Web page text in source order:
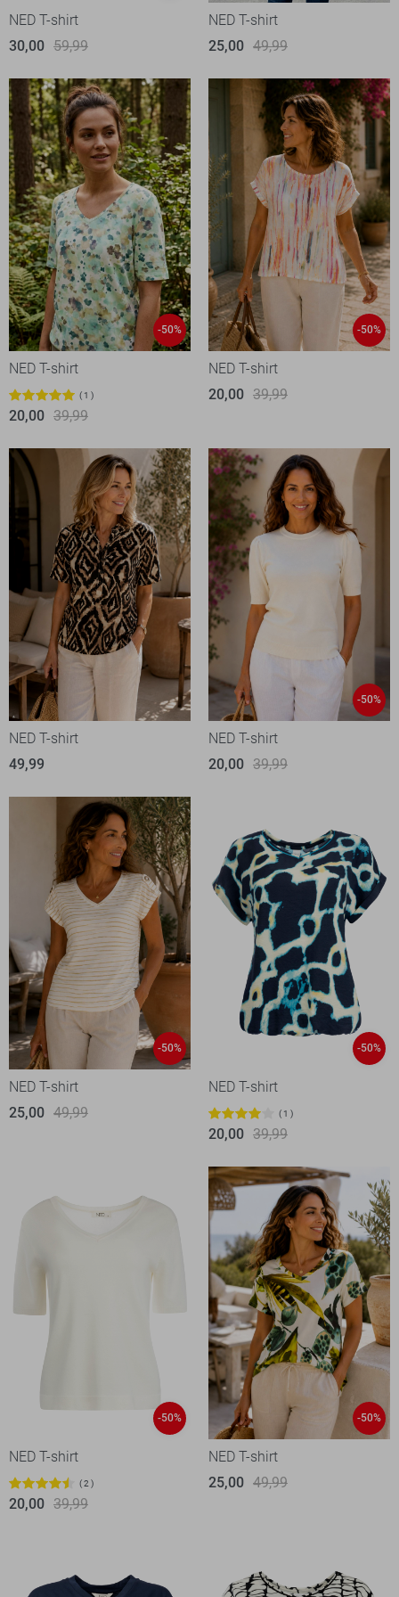
NED T-shirt
30,00 59,99
NED T-shirt
25,00 49,99
-50%
NED T-shirt
1
20,00 39,99
-50%
NED T-shirt
20,00 39,99
NED T-shirt
49,99
-50%
NED T-shirt
20,00 39,99
-50%
NED T-shirt
25,00 49,99
-50%
NED T-shirt
1
20,00 39,99
-50%
NED T-shirt
2
20,00 39,99
-50%
NED T-shirt
25,00 49,99